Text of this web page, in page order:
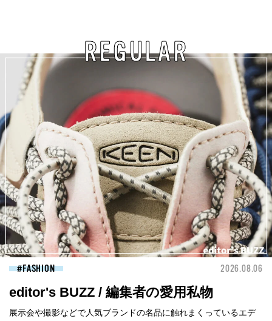
REGULAR
FASHION 2026.08.06
editor's BUZZ / 編集者の愛用私物
展示会や撮影などで人気ブランドの名品に触れまくっているエデ